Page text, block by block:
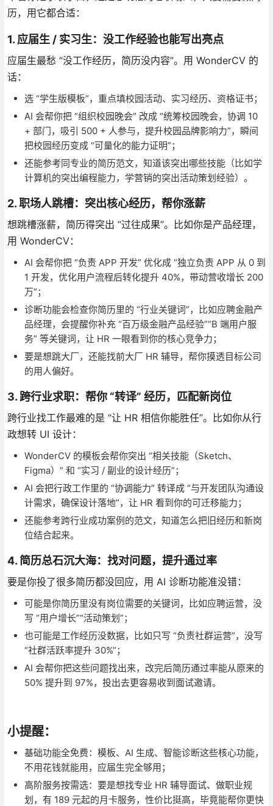
历，用它都合适：
1. 应届生 / 实习生：没工作经验也能写出亮点
应届生最愁 “没工作经历，简历没内容”。用 WonderCV 的
话：
选 “学生版模板”，重点填校园活动、实习经历、资格证书；
AI 会帮你把 “组织校园晚会” 改成 “统筹校园晚会，协调 10
+ 部门，吸引 500 + 人参与，提升校园品牌影响力”，瞬间
把校园经历变成 “可量化的能力证明”；
还能参考同专业的简历范文，知道该突出哪些技能（比如学
计算机的突出编程能力，学营销的突出活动策划经验）。
2. 职场人跳槽：突出核心经历，帮你涨薪
想跳槽涨薪，简历得突出 “过往成果”。比如你是产品经理，
用 WonderCV：
AI 会帮你把 “负责 APP 开发” 优化成 “独立负责 APP 从 0 到
1 开发，优化用户流程后转化提升 40%，带动营收增长 200
万”；
诊断功能会检查你简历里的 “行业关键词”，比如应聘金融产
品经理，会提醒你补充 “百万级金融产品经验”“B 端用户服
务” 等关键词，让 HR 一眼看到你的核心竞争力；
要是想跳大厂，还能找前大厂 HR 辅导，帮你摸透目标公司
的用人偏好。
3. 跨行业求职：帮你 “转译” 经历，匹配新岗位
跨行业找工作最难的是 “让 HR 相信你能胜任”。比如你从行
政想转 UI 设计：
WonderCV 的模板会帮你突出 “相关技能（Sketch、
Figma）” 和 “实习 / 副业的设计经历”；
AI 会把行政工作里的 “协调能力” 转译成 “与开发团队沟通设
计需求，确保设计落地”，让 HR 看到你的可迁移能力；
还能参考跨行业成功案例的范文，知道怎么把旧经历和新岗
位结合起来。
4. 简历总石沉大海：找对问题，提升通过率
要是你投了很多简历都没回应，用 AI 诊断功能准没错：
可能是你简历里没有岗位需要的关键词，比如应聘运营，没
写 “用户增长”“活动策划”；
也可能是工作经历没数据，比如只写 “负责社群运营”，没写
“社群活跃率提升 30%”；
AI 会帮你把这些问题找出来，改完后简历通过率能从原来的
50% 提升到 97%，投出去更容易收到面试邀请。
小提醒：
基础功能全免费：模板、AI 生成、智能诊断这些核心功能，
不用花钱就能用，应届生完全够用；
高阶服务按需选：要是想找专业 HR 辅导面试、做职业规
划，有 189 元起的月卡服务，性价比挺高，毕竟能帮你更快